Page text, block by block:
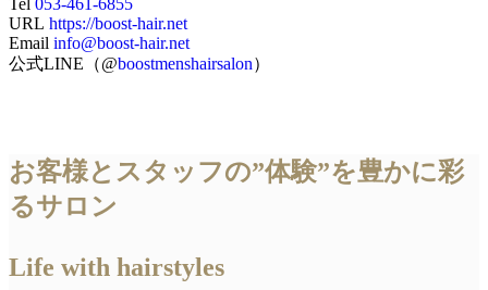
URL https://boost-hair.net
Email info@boost-hair.net
公式LINE（@boostmenshairsalon）
お客様とスタッフの”体験”を豊かに彩
るサロン
Life with hairstyles